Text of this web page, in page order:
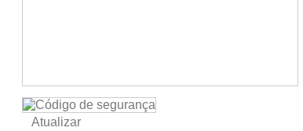
Atualizar